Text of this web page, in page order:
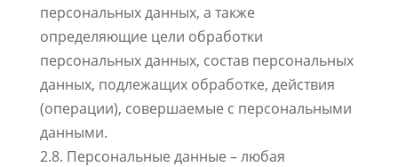
персональных данных, а также
определяющие цели обработки
персональных данных, состав персональных
данных, подлежащих обработке, действия
(операции), совершаемые с персональными
данными.
2.8. Персональные данные – любая